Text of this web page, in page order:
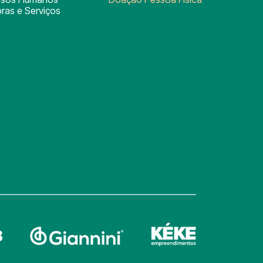
e Serviços